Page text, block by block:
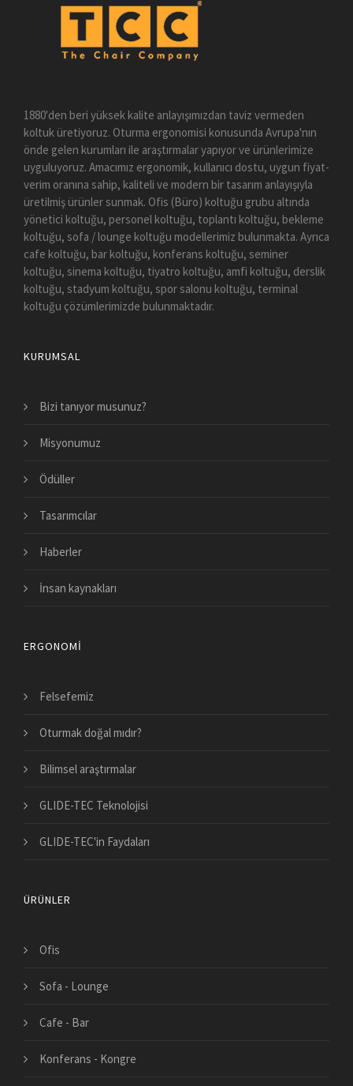
1880'den beri yüksek kalite anlayışımızdan taviz vermeden
koltuk üretiyoruz. Oturma ergonomisi konusunda Avrupa'nın
önde gelen kurumları ile araştırmalar yapıyor ve ürünlerimize
uyguluyoruz. Amacımız ergonomik, kullanıcı dostu, uygun fiyat-
verim oranına sahip, kaliteli ve modern bir tasarım anlayışıyla
üretilmiş ürünler sunmak. Ofis (Büro) koltuğu grubu altında
yönetici koltuğu, personel koltuğu, toplantı koltuğu, bekleme
koltuğu, sofa / lounge koltuğu modellerimiz bulunmakta. Ayrıca
cafe koltuğu, bar koltuğu, konferans koltuğu, seminer
koltuğu, sinema koltuğu, tiyatro koltuğu, amfi koltuğu, derslik
koltuğu, stadyum koltuğu, spor salonu koltuğu, terminal
koltuğu çözümlerimizde bulunmaktadır.
KURUMSAL
Bizi tanıyor musunuz?
Misyonumuz
Ödüller
Tasarımcılar
Haberler
İnsan kaynakları
ERGONOMI
Felsefemiz
Oturmak doğal mıdır?
Bilimsel araştırmalar
GLIDE-TEC Teknolojisi
GLIDE-TEC'in Faydaları
ÜRÜNLER
Ofis
Sofa - Lounge
Cafe - Bar
Konferans - Kongre